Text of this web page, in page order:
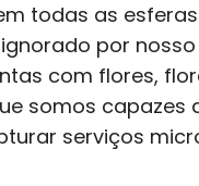
todas as
por nosso
com flores,
somos capazes
serviços